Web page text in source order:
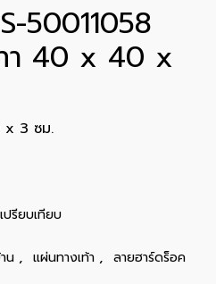
50011058
า 40 x 40 x
x 3 ซม.
เปรียบเทียบ
น , แผ่นทางเท้า , ลายฮาร์ดร็อค